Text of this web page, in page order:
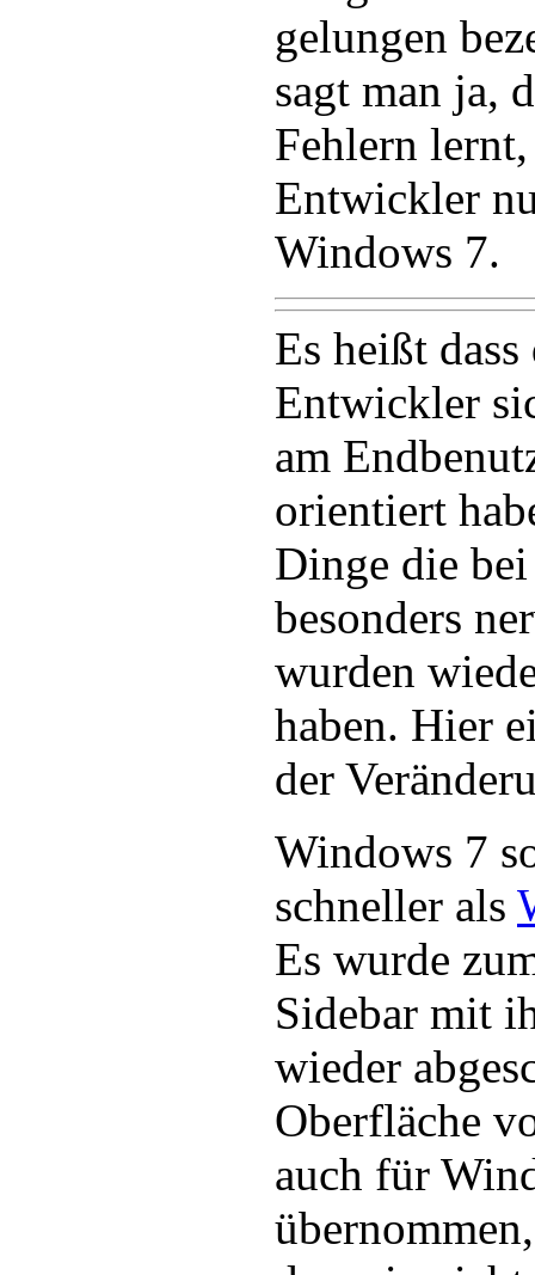
gelungen
sagt man ja,
Fehlern
Entwickler
Windows 7.
Es heißt dass
Entwickler
am
orientiert
Dinge die
besonders
wurden
haben. Hier
der
Windows 7
schneller als
Es wurde
Sidebar mit
wieder
Oberfläche
auch für